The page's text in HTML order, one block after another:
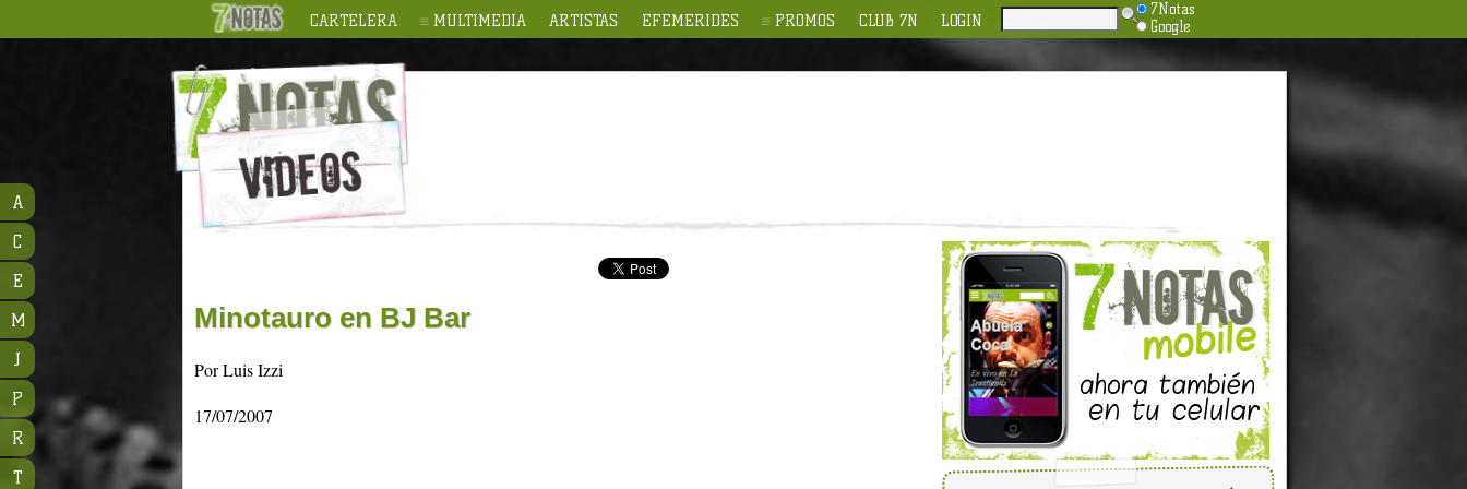
CARTELERA MULTIMEDIA ARTISTAS EFEMERIDES PROMOS CLUB 7N LOGIN
7Notas
Google
Minotauro en BJ Bar
Por Luis Izzi
17/07/2007
A
C
E
M
J
P
R
T